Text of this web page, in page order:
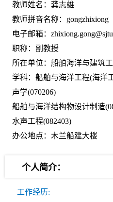
教师姓名：龚志雄
教师拼音名称：gongzhixiong
电子邮箱：
职称：副教授
所在单位：船舶海洋与建筑
学科：船舶与海洋工程(海洋
声学(070206)
船舶与海洋结构物设计制造
水声工程(082403)
办公地点：木兰船建大楼
个人简介：
工作经历: